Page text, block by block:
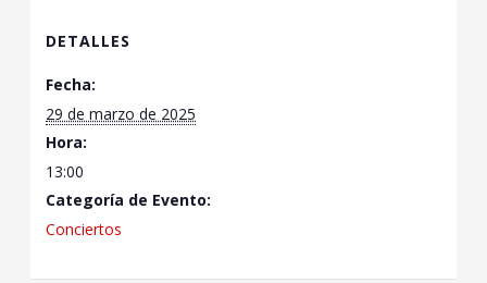
DETALLES
Fecha:
29 de marzo de 2025
Hora:
13:00
Categoría de Evento:
Conciertos